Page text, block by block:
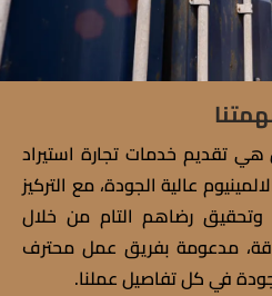
تقديم خدمات تجارة استيراد
عالية الجودة، مع التركيز
وتحقيق رضاهم التام من خلال
مدعومة بفريق عمل محترف
في كل تفاصيل عملنا.